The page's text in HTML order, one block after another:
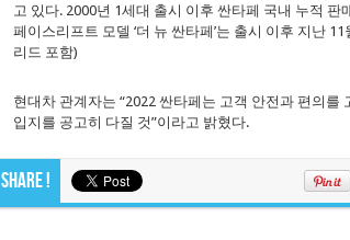
고 있다. 2000년 1세대 출시 이후 싼타페 국내 누적
페이스리프트 모델 ‘더 뉴 싼타페’는 출시 이후 지난
리드 포함)
현대차 관계자는 “2022 싼타페는 고객 안전과 편의를
입지를 공고히 다질 것”이라고 밝혔다.
Share !